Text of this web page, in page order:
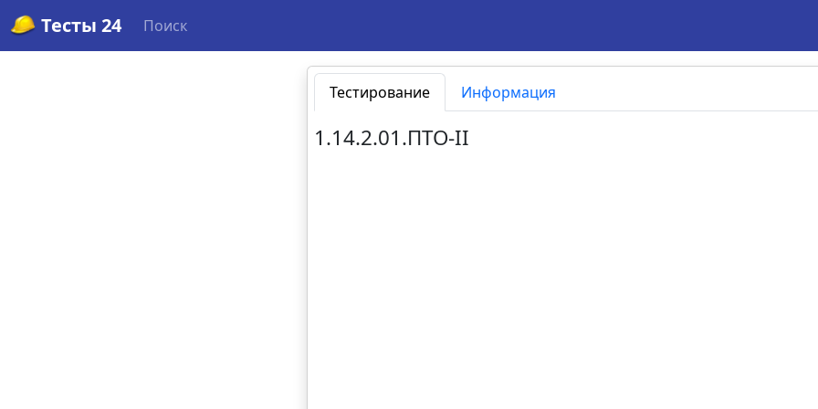
Тесты 24 Поиск
Тестирование Информация
1.14.2.01.ПТО-II